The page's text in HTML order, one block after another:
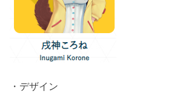
・デザイン